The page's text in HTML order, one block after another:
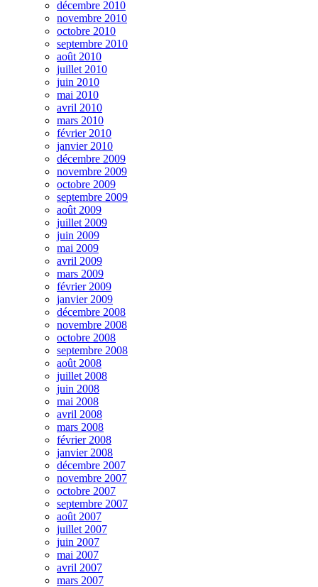
décembre 2010
novembre 2010
octobre 2010
septembre 2010
août 2010
juillet 2010
juin 2010
mai 2010
avril 2010
mars 2010
février 2010
janvier 2010
décembre 2009
novembre 2009
octobre 2009
septembre 2009
août 2009
juillet 2009
juin 2009
mai 2009
avril 2009
mars 2009
février 2009
janvier 2009
décembre 2008
novembre 2008
octobre 2008
septembre 2008
août 2008
juillet 2008
juin 2008
mai 2008
avril 2008
mars 2008
février 2008
janvier 2008
décembre 2007
novembre 2007
octobre 2007
septembre 2007
août 2007
juillet 2007
juin 2007
mai 2007
avril 2007
mars 2007